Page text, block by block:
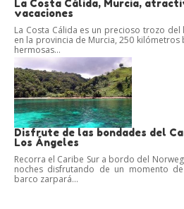
La Costa Cálida, Murcia,
vacaciones
La Costa Cálida es un precioso trozo
en la provincia de Murcia, 250
hermosas...
Disfrute de las bondades del
Los Ángeles
Recorra el Caribe Sur a bordo del
noches disfrutando de un momento
barco zarpará...